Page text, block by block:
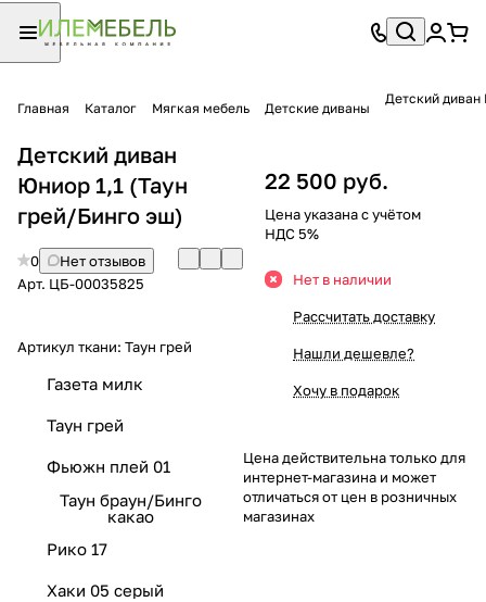
Главная Каталог Мягкая мебель Детские диваны
Детский диван
Детский диван
Юниор 1,1 (Таун
грей/Бинго эш)
0
Нет отзывов
Арт. ЦБ-00035825
Артикул ткани: Таун грей
Газета милк
Таун грей
Фьюжн плей 01
Таун браун/Бинго
какао
Рико 17
Хаки 05 серый
22 500 руб.
Цена указана с учётом
НДС 5%
Нет в наличии
Рассчитать доставку
Нашли дешевле?
Хочу в подарок
Цена действительна только для
интернет-магазина и может
отличаться от цен в розничных
магазинах